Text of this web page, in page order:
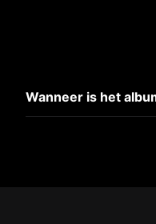
Wanneer is het